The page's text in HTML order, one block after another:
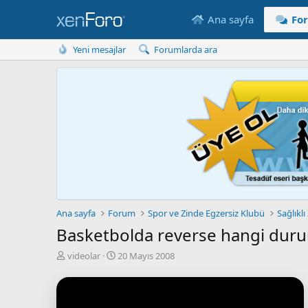
Ana sayfa
Yeni mesajlar Forumlarda ara
Ana sayfa Forum Spor ve Zinde Egzersiz Klubü
Basketbolda reverse hangi
K
n
videolar
B
ş
20 Mayıs 2008